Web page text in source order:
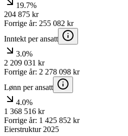
19.7%
204 875 kr
Forrige år: 255 082 kr
Inntekt per ansatt
3.0%
2 209 031 kr
Forrige år: 2 278 098 kr
Lønn per ansatt
4.0%
1 368 516 kr
Forrige år: 1 425 852 kr
Eierstruktur 2025